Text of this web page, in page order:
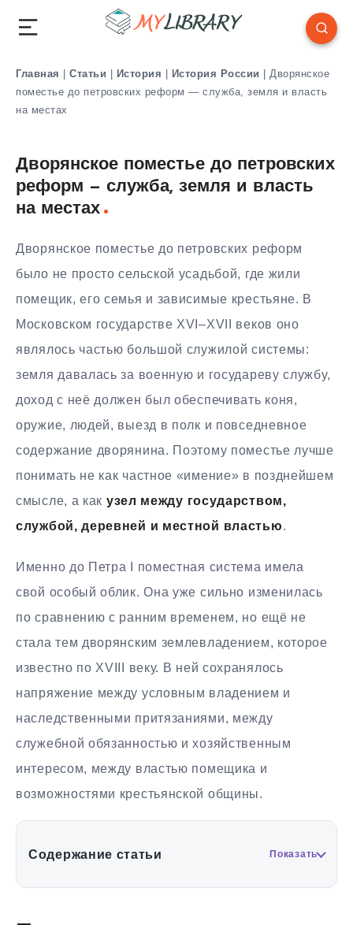
Главная | Статьи | История | История России | Дворянское
поместье до петровских реформ — служба, земля и власть
на местах
Дворянское поместье до петровских
реформ — служба, земля и власть
на местах
Дворянское поместье до петровских реформ
было не просто сельской усадьбой, где жили
помещик, его семья и зависимые крестьяне. В
Московском государстве XVI–XVII веков оно
являлось частью большой служилой системы:
земля давалась за военную и государеву службу,
доход с неё должен был обеспечивать коня,
оружие, людей, выезд в полк и повседневное
содержание дворянина. Поэтому поместье лучше
понимать не как частное «имение» в позднейшем
смысле, а как узел между государством,
службой, деревней и местной властью.
Именно до Петра I поместная система имела
свой особый облик. Она уже сильно изменилась
по сравнению с ранним временем, но ещё не
стала тем дворянским землевладением, которое
известно по XVIII веку. В ней сохранялось
напряжение между условным владением и
наследственными притязаниями, между
служебной обязанностью и хозяйственным
интересом, между властью помещика и
возможностями крестьянской общины.
Содержание статьи Показать